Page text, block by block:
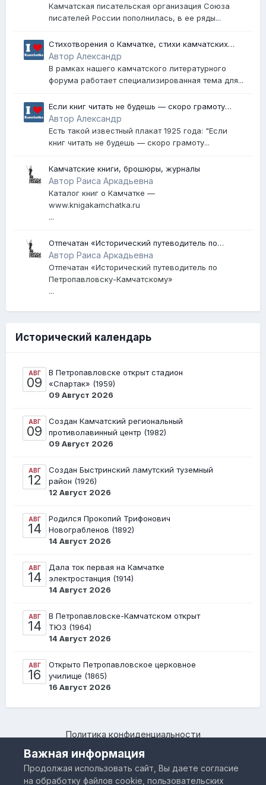
Камчатская писательская организация Союза
писателей России пополнилась, в ее ряды...
Стихотворения о Камчатке, стихи камчатских
поэтов, песни о Камчатке
Автор Александр
В рамках нашего камчатского литературного
форума работает специализированная тема для...
Если книг читать не будешь — скоро грамоту
забудешь!
Автор Александр
Есть такой известный плакат 1925 года: "Если
книг читать не будешь — скоро грамоту...
Камчатские книги, брошюры, журналы
Автор Раиса Аркадьевна
Каталог книг о Камчатке —
www.knigakamchatka.ru
...
Отпечатан «Исторический путеводитель по
Петропавловску-Камчатскому»
Автор Раиса Аркадьевна
Отпечатан «Исторический путеводитель по
Петропавловску-Камчатскому»
...
Исторический календарь
АВГ
09
В Петропавловске открыт стадион
«Спартак» (1959)
09 Август 2026
АВГ
09
Создан Камчатский региональный
противолавинный центр (1982)
09 Август 2026
АВГ
12
Создан Быстринский ламутский туземный
район (1926)
12 Август 2026
АВГ
14
Родился Прокопий Трифонович
Новограбленов (1892)
14 Август 2026
АВГ
14
Дала ток первая на Камчатке
электростанция (1914)
14 Август 2026
АВГ
14
В Петропавловске-Камчатском открыт
ТЮЗ (1964)
14 Август 2026
АВГ
16
Открыто Петропавловское церковное
училище (1865)
16 Август 2026
Политика конфиденциальности
Камчатский региональный форум "Я люблю Камчатку –
www.IloveKamchatka.ru"
Powered by Invision Community
Важная информация
Продолжая использовать сайт, Вы даете согласие
на обработку файлов cookie, пользовательских